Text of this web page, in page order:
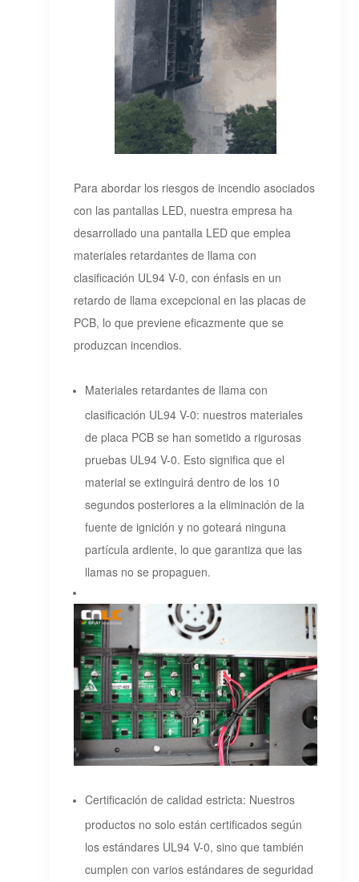
Para abordar los riesgos de incendio asociados
con las pantallas LED, nuestra empresa ha
desarrollado una pantalla LED que emplea
materiales retardantes de llama con
clasificación UL94 V-0, con énfasis en un
retardo de llama excepcional en las placas de
PCB, lo que previene eficazmente que se
produzcan incendios.
Materiales retardantes de llama con
clasificación UL94 V-0: nuestros materiales
de placa PCB se han sometido a rigurosas
pruebas UL94 V-0. Esto significa que el
material se extinguirá dentro de los 10
segundos posteriores a la eliminación de la
fuente de ignición y no goteará ninguna
partícula ardiente, lo que garantiza que las
llamas no se propaguen.
Certificación de calidad estricta: Nuestros
productos no solo están certificados según
los estándares UL94 V-0, sino que también
cumplen con varios estándares de seguridad